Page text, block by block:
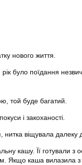
нового життя.
було поїдання
той буде багатий.
і закоханості.
віщувала далеку
кашу. Її готували з
Якщо каша вилазила